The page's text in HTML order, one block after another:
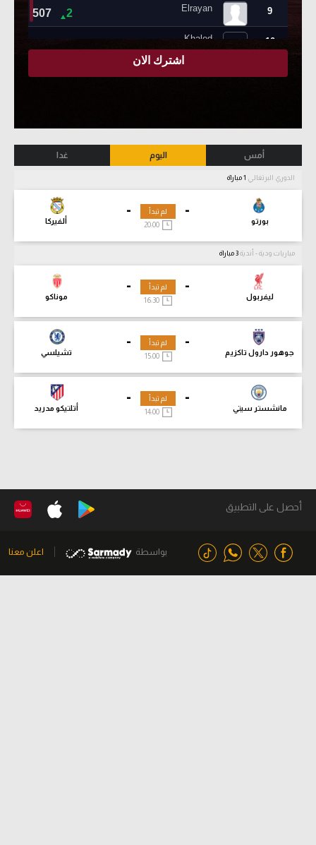
أمس اليوم غدا
الدوري البرتغالي
-
بورتو
-
ألفيركا
لم تبدأ
مباريات ودية - أندية
-
ليفربول
-
موناكو
لم تبدأ
-
جوهور دارول تاكزيم
-
تشيلسي
لم تبدأ
15:00
-
مانشستر سيتي
-
أتلتيكو مدريد
لم تبدأ
14:00
أحصل على التطبيق
بواسطة اعلن معنا